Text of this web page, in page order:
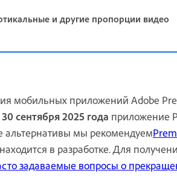
и другие пропорции видео
мобильных приложений Adobe
30 сентября 2025 года приложение
альтернативы мы рекомендуем
в разработке. Для
задаваемые вопросы о